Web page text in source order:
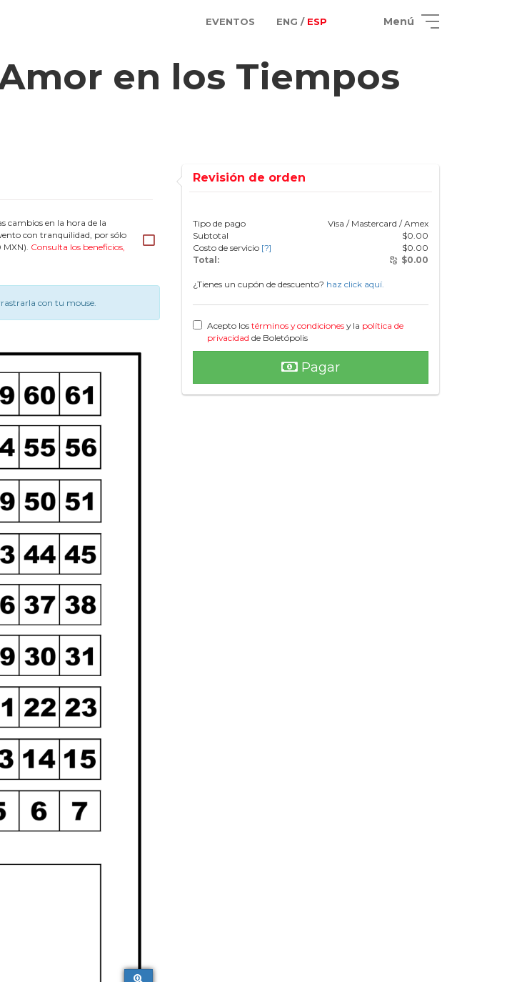
EVENTOS ENG / ESP Menú
en los Tiempos
cambios en la hora de la
con tranquilidad, por sólo
MXN). Consulta los beneficios,
con tu mouse.
Revisión de orden
Tipo de pago
Visa / Mastercard / Amex
Subtotal
$0.00
Costo de servicio [?] $0.00
Total:
$0.00
¿Tienes un cupón de descuento? haz click aquí.
Acepto los términos y condiciones y la política de
privacidad de Boletópolis
Pagar